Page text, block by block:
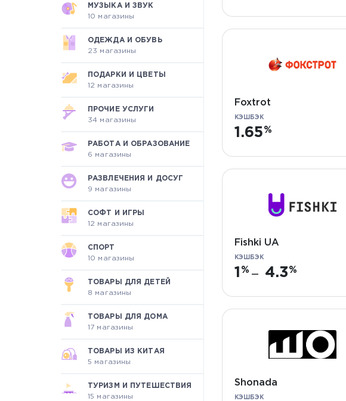
МУЗЫКА И ЗВУК
10 магазины
ОДЕЖДА И ОБУВЬ
23 магазины
ПОДАРКИ И ЦВЕТЫ
12 магазины
ПРОЧИЕ УСЛУГИ
34 магазины
РАБОТА И ОБРАЗОВАНИЕ
6 магазины
РАЗВЛЕЧЕНИЯ И ДОСУГ
9 магазины
СОФТ И ИГРЫ
12 магазины
СПОРТ
10 магазины
ТОВАРЫ ДЛЯ ДЕТЕЙ
8 магазины
ТОВАРЫ ДЛЯ ДОМА
17 магазины
ТОВАРЫ ИЗ КИТАЯ
5 магазины
ТУРИЗМ И ПУТЕШЕСТВИЯ
15 магазины
Foxtrot
КЭШБЭК
1.65
Fishki UA
КЭШБЭК
1 — 4.3
Shonada
КЭШБЭК